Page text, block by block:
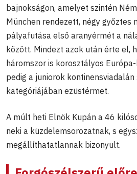
bajnokságon, amelyet szintén
München rendezett, négy győztes
pályafutása első aranyérmét a
között. Mindezt azok után érte el,
háromszor is korosztályos
pedig a juniorok
kategóriájában ezüstérmet.
A múlt heti Elnök Kupán a 46
neki a küzdelemsorozatnak, s
megállíthatatlannak bizonyult.